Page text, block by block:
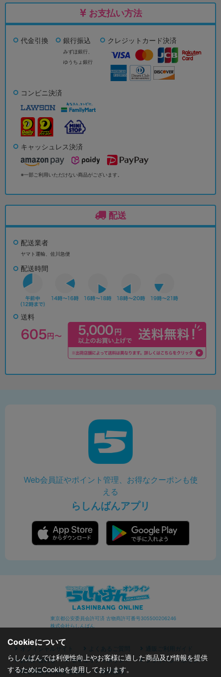
お支払い方法
代金引換 銀行振込
みずほ銀行、
ゆうちょ銀行
クレジットカード決済
コンビニ決済
キャッシュレス決済
※一部ご利用いただけない商品がございます。
配送
配送業者
ヤマト運輸、佐川急便
配送時間
送料
Web会員証やポイント管理、お得なクーポンも使
える
らしんばんアプリ
東京都公安委員会許可済 古物商許可番号305500206246
株式会社らしんばん
オフィシャルサイト よくあるご質問
通販ご利用ガイド
お問い合わせ
セキュリティポリシー
プライバシーポリシー
特定商取引に関する表記
利用規約
Cookieについて
らしんばんでは利便性向上やお客様に適した商品及び情報を提供
するためにCookieを使用しております。